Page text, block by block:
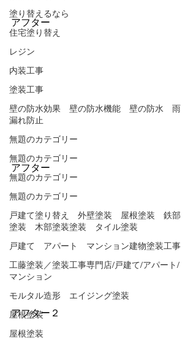
塗り替えるなら
住宅塗り替え
レジン
内装工事
塗装工事
壁の防水効果 壁の防水機能 壁の防水 雨
漏れ防止
無題のカテゴリー
無題のカテゴリー
無題のカテゴリー
無題のカテゴリー
戸建て塗り替え 外壁塗装 屋根塗装 鉄部
塗装 木部塗装塗装 タイル塗装
戸建て アパート マンション建物塗装工事
工藤塗装／塗装工事専門店/戸建て/アパート/
マンション
モルタル造形 エイジング塗装
屋根塗装
屋根塗装
アフター
アフター
アフター２